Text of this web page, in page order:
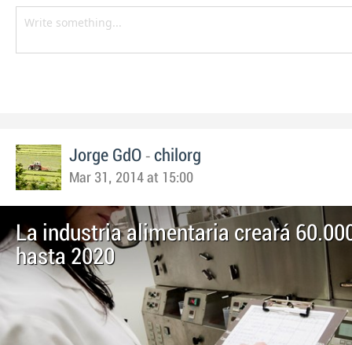
Jorge GdO - chilorg
Mar 31, 2014 at 15:00
La industria alimentaria creará
hasta 2020